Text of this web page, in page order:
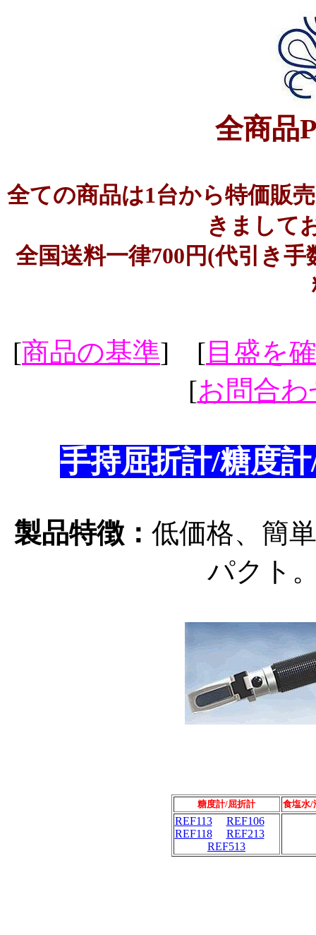
全商品
全ての商品は1台から特価販
きまして
全国送料一律700円(代引き
[商品の基準] [ 目盛を
[お問合わ
手持屈折計/糖度
製品特徴： 低価格、簡
パクト
糖度計/屈折計 食塩水/
REF113
REF106
REF118
REF213
REF513